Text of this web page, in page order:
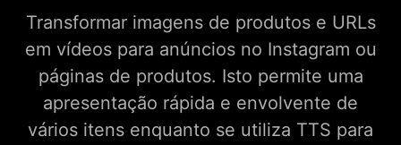
Transformar imagens de produtos e URLs
em vídeos para anúncios no Instagram ou
páginas de produtos. Isto permite uma
apresentação rápida e envolvente de
vários itens enquanto se utiliza TTS para